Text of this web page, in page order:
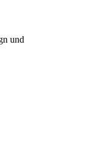
und